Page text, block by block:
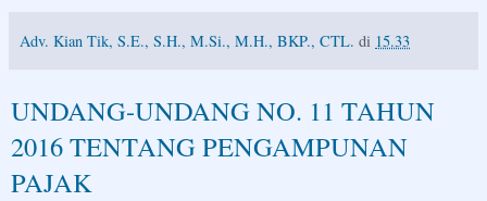
Adv. Kian Tik, S.E., S.H., M.Si., M.H., BKP., CTL. di 15.33
UNDANG-UNDANG NO. 11 TAHUN
2016 TENTANG PENGAMPUNAN
PAJAK